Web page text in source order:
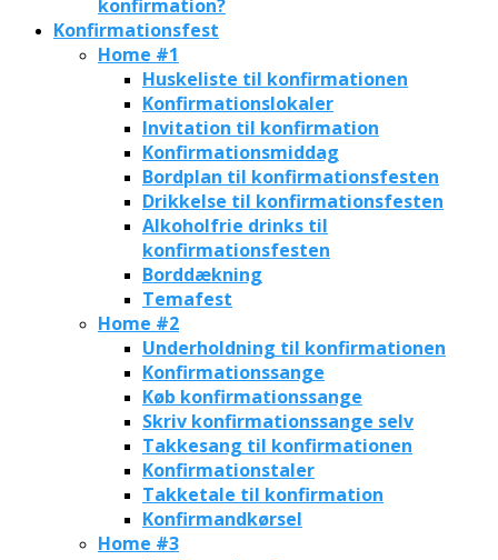
konfirmation?
Konfirmationsfest
Home #1
Huskeliste til konfirmationen
Konfirmationslokaler
Invitation til konfirmation
Konfirmationsmiddag
Bordplan til konfirmationsfesten
Drikkelse til konfirmationsfesten
Alkoholfrie drinks til
konfirmationsfesten
Borddækning
Temafest
Home #2
Underholdning til konfirmationen
Konfirmationssange
Køb konfirmationssange
Skriv konfirmationssange selv
Takkesang til konfirmationen
Konfirmationstaler
Takketale til konfirmation
Konfirmandkørsel
Home #3